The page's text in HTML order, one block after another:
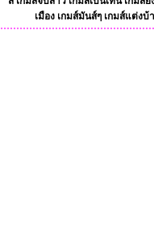
เมือง เกมส์มันส์ๆ เกมส์แต่งบ้